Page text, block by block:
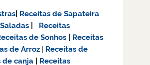
Receitas de Sapateira
Receitas
de Sonhos
Receitas
de Arroz | Receitas de
de canja Receitas